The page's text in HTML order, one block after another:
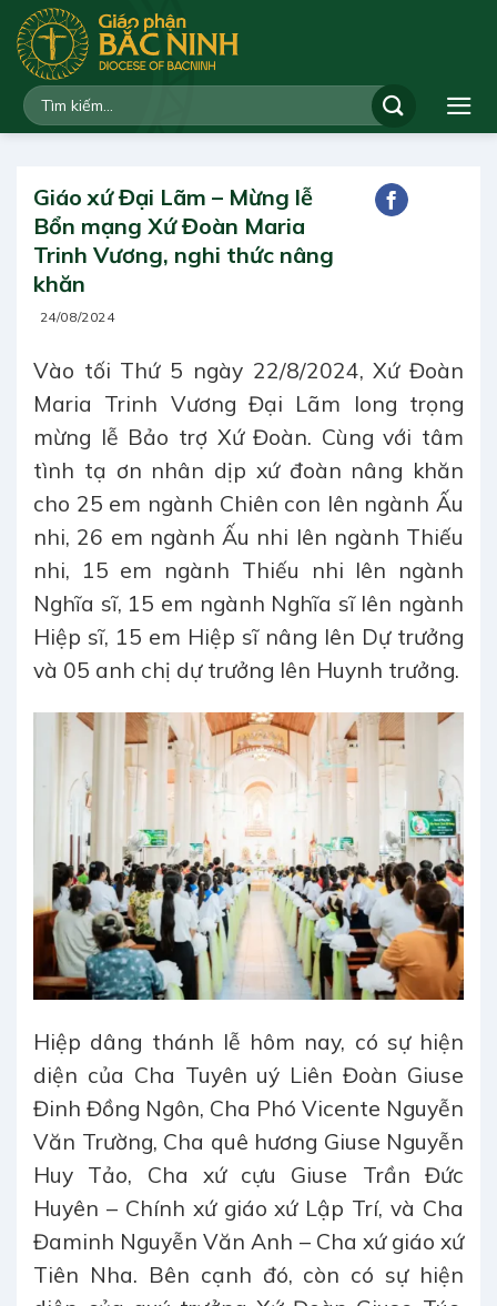
qua
dung
Giáo xứ Đại Lãm – Mừng lễ
Bổn mạng Xứ Đoàn Maria
Trinh Vương, nghi thức nâng
khăn
24/08/2024
Vào tối Thứ 5 ngày 22/8/2024, Xứ Đoàn
Maria Trinh Vương Đại Lãm long trọng
mừng lễ Bảo trợ Xứ Đoàn. Cùng với tâm
tình tạ ơn nhân dịp xứ đoàn nâng khăn
cho 25 em ngành Chiên con lên ngành Ấu
nhi, 26 em ngành Ấu nhi lên ngành Thiếu
nhi, 15 em ngành Thiếu nhi lên ngành
Nghĩa sĩ, 15 em ngành Nghĩa sĩ lên ngành
Hiệp sĩ, 15 em Hiệp sĩ nâng lên Dự trưởng
và 05 anh chị dự trưởng lên Huynh trưởng.
Hiệp dâng thánh lễ hôm nay, có sự hiện
diện của Cha Tuyên uý Liên Đoàn Giuse
Đinh Đồng Ngôn, Cha Phó Vicente Nguyễn
Văn Trường, Cha quê hương Giuse Nguyễn
Huy Tảo, Cha xứ cựu Giuse Trần Đức
Huyên – Chính xứ giáo xứ Lập Trí, và Cha
Đaminh Nguyễn Văn Anh – Cha xứ giáo xứ
Tiên Nha. Bên cạnh đó, còn có sự hiện